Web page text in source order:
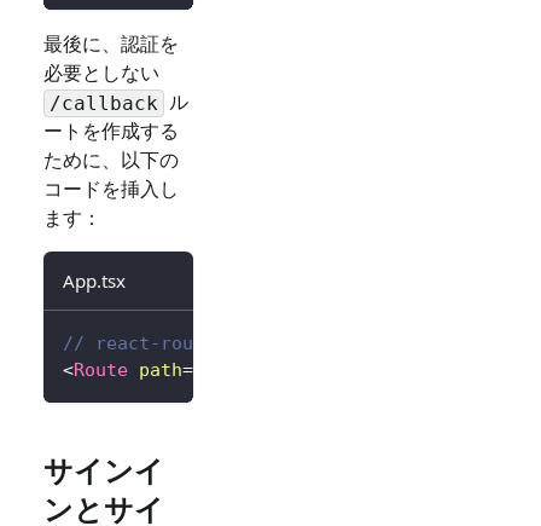
最後に、認証を
必要としない
/callback ル
ートを作成する
ために、以下の
コードを挿入し
ます：
App.tsx
// react-router を想定
<Route path=
サインイ
ンとサイ